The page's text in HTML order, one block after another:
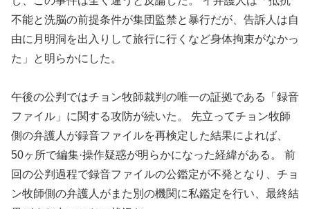
不能と洗脳の前提条件が集団監禁と暴行だが、告訴人は自
由に月明洞を出入りして旅行に行くなど身体拘束がなかっ
た」と明らかにした。
午後の公判ではチョン牧師裁判の唯一の証拠である「録音
ファイル」に関する攻防が続いた。 先立ってチョン牧師
側の弁護人が録音ファイルを再検定した結果によれば、
50ヶ所で編集·操作疑惑が明らかになった経緯がある。 前
回の公判過程で録音ファイルの公鑑定が不発となり、チョ
ン牧師側の弁護人がまた別の機関に私鑑定を行い、最終結